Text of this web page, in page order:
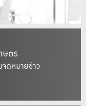
ษตร
ดหมายข่าว